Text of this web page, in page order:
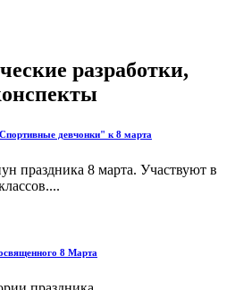
разработки,
девчонки" к 8 марта
праздника 8 марта. Участвуют в
8 Марта